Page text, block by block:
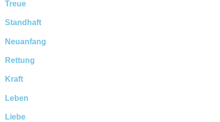
Treue
Standhaft
Neuanfang
Rettung
Kraft
Leben
Liebe